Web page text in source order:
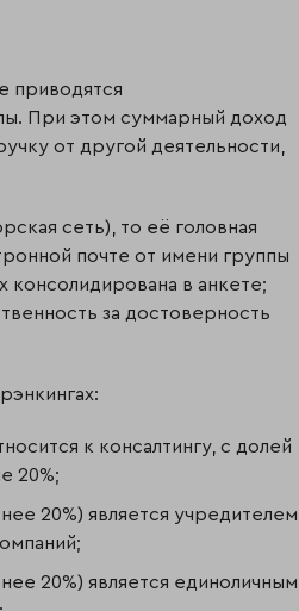
приводятся
При этом суммарный доход
от другой деятельности,
сеть), то её головная
почте от имени группы
в анкете;
за достоверность
к консалтингу, с долей
20%;
20%) является учредителем
20%) является единоличным